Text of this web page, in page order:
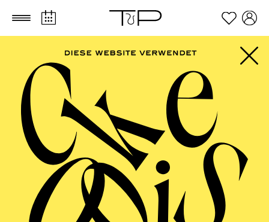
Zum Hauptinhalt springen Zum Footer springen
AALTO BALLETT